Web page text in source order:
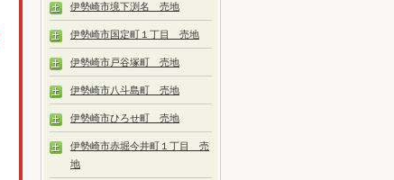
伊勢崎市境下渕名 売地
伊勢崎市国定町１丁目 売地
伊勢崎市戸谷塚町 売地
伊勢崎市八斗島町 売地
伊勢崎市ひろせ町 売地
伊勢崎市赤堀今井町１丁目 売
地